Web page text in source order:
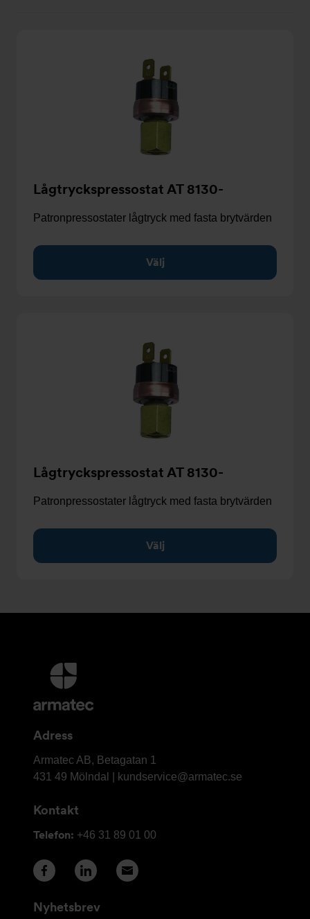
Lågtryckspressostat AT 8130-
Patronpressostater lågtryck med fasta brytvärden
Välj
Lågtryckspressostat AT 8130-
Patronpressostater lågtryck med fasta brytvärden
Välj
Ytterligare
information
och
Adress
Armatec
AB
Armatec AB, Betagatan 1
431 49 Mölndal |
kundservice@armatec.se
Kontakt
Telefon: +46 31 89 01 00
Nyhetsbrev